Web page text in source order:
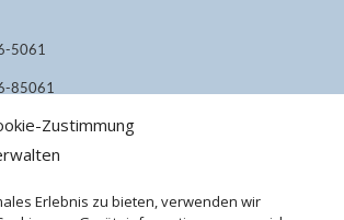
Zustimmung
Erlebnis zu bieten, verwenden wir
5061
85061
(WhatsApp)
7509 0300 0000 0606 40